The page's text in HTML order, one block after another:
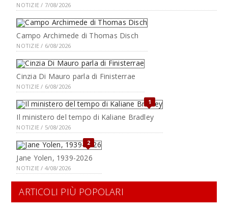
NOTIZIE / 7/08/2026
Campo Archimede di Thomas Disch
NOTIZIE / 6/08/2026
Cinzia Di Mauro parla di Finisterrae
NOTIZIE / 6/08/2026
1
Il ministero del tempo di Kaliane Bradley
NOTIZIE / 5/08/2026
2
Jane Yolen, 1939-2026
NOTIZIE / 4/08/2026
ARTICOLI PIÙ POPOLARI